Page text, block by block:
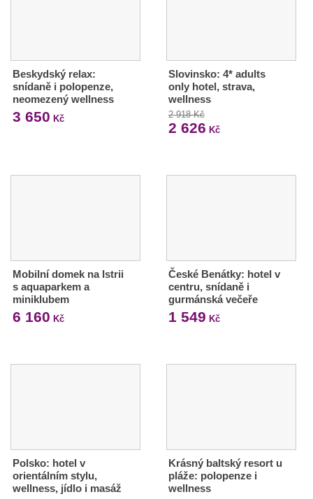
Beskydský relax:
snídaně i polopenze,
neomezený wellness
3 650 Kč
Slovinsko: 4* adults
only hotel, strava,
wellness
2 918 Kč
2 626 Kč
Mobilní domek na Istrii
s aquaparkem a
miniklubem
6 160 Kč
České Benátky: hotel v
centru, snídaně i
gurmánská večeře
1 549 Kč
Polsko: hotel v
orientálním stylu,
wellness, jídlo i masáž
Krásný baltský resort u
pláže: polopenze i
wellness